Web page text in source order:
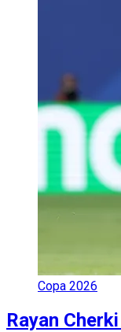
Copa 2026
Rayan